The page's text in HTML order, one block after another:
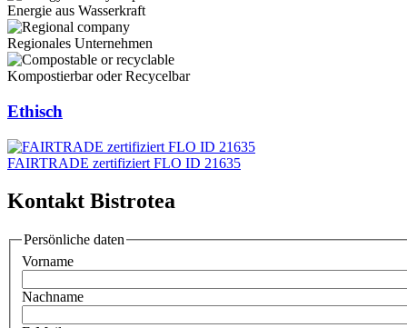
Energie aus Wasserkraft
Regionales Unternehmen
Kompostierbar oder Recycelbar
Ethisch
FAIRTRADE zertifiziert FLO ID 21635
Kontakt Bistrotea
Persönliche daten
Vorname
Nachname